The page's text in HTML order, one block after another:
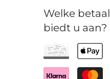
Welke
biedt u aan?